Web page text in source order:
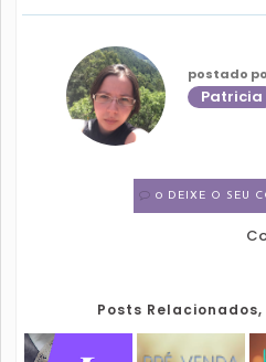
postado
Patricia
0 DEIXE O SEU
Posts